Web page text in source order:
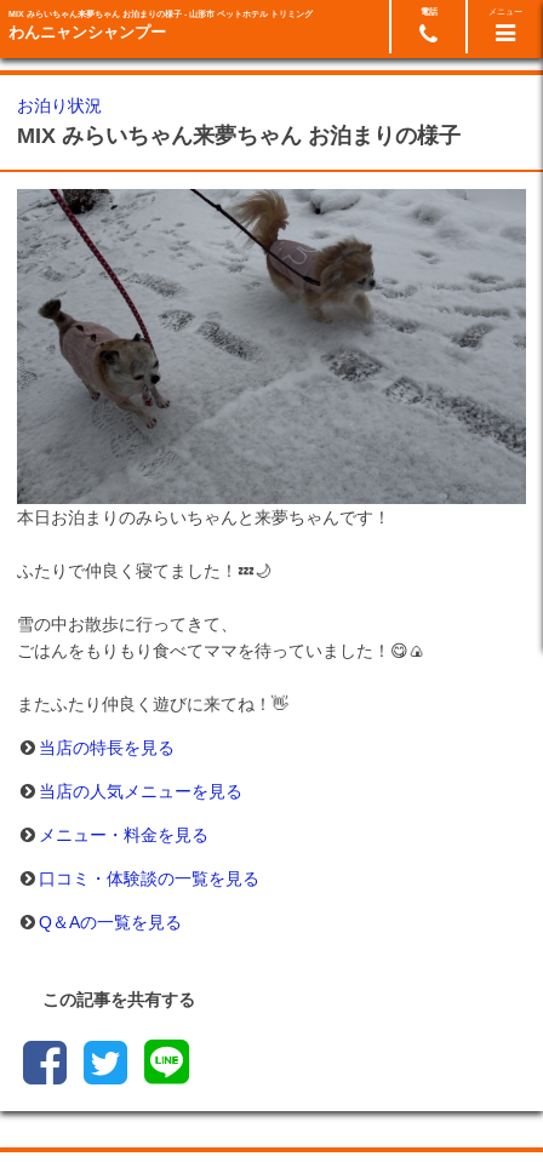
MIX みらいちゃん来夢ちゃん お泊まりの様子 - 山形市 ペットホテル トリミング
わんニャンシャンプー
電話 メニュー
お泊り状況
MIX みらいちゃん来夢ちゃん お泊まりの様子
本日お泊まりのみらいちゃんと来夢ちゃんです！
ふたりで仲良く寝てました！💤🌙
雪の中お散歩に行ってきて、
ごはんをもりもり食べてママを待っていました！😋🍙
またふたり仲良く遊びに来てね！👋
当店の特長を見る
当店の人気メニューを見る
メニュー・料金を見る
口コミ・体験談の一覧を見る
Q＆Aの一覧を見る
この記事を共有する
24時間ネット予約 023-674-6114